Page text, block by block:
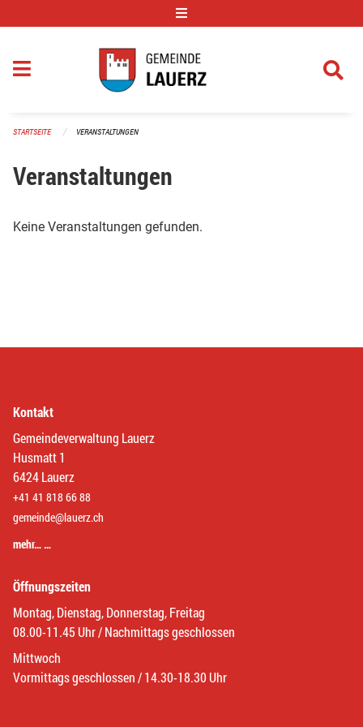
STARTSEITE VERANSTALTUNGEN
Veranstaltungen
Keine Veranstaltungen gefunden.
Kontakt
Gemeindeverwaltung Lauerz
Husmatt 1
6424 Lauerz
+41 41 818 66 88
gemeinde@lauerz.ch
mehr… …
Öffnungszeiten
Montag, Dienstag, Donnerstag, Freitag
08.00-11.45 Uhr / Nachmittags geschlossen
Mittwoch
Vormittags geschlossen / 14.30-18.30 Uhr